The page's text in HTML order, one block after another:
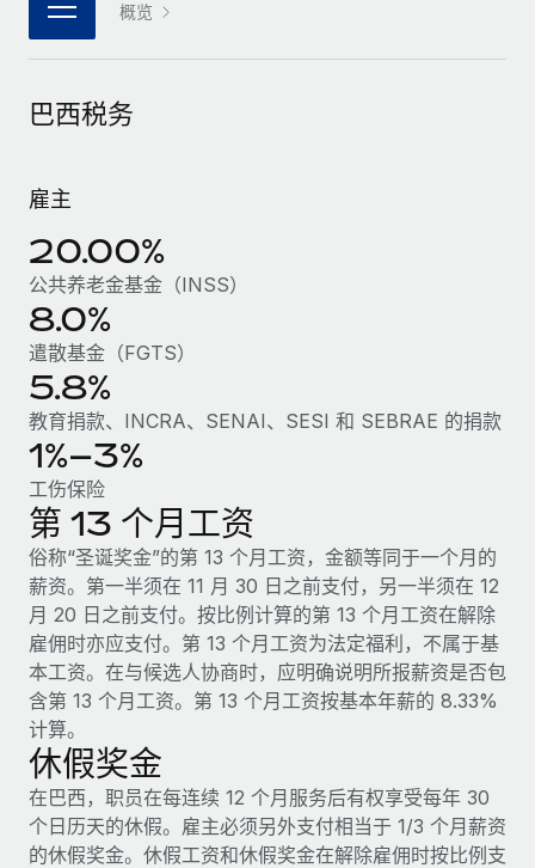
连接 新的
使用我们的 MCP 将任何人工智能工具与 Remote 平台相连
借助核心业务工具简化流程
服务
咨询专家
获得全球人力资源与合规方面的专家帮助
背景调查
简化候选人筛选流程
合规守望台
防范合规风险
设备管理
在全球范围内配置和跟踪 IT 设备
实体设立
快速建立合规实体
人员调配与搬迁
轻松搬迁员工
福利
轻松管理员工福利
与我们携手合作
战略技术合作伙伴
集成与人工智能自动化咨询
案例研究
Cultivating a Thriving Remote-First Culture in
Partnership with Remote
At a glance Discover the evolution of TheyDo, a pioneering
journey management platform that has...
了解更多
Reverse Tech's strategic partnership with
Remote for contractor management and
payroll
Reverse Tech at a glance Health and wellness startup,
Reverse Tech, partnered with Remote to manage...
了解更多
职位描述库
网络研讨会
活动
薪金与人才洞察
洞察中心
获得支持
查看全部资源
博客
Why owned entities are key to maintaining
EOR compliance
As the global workforce continues to expand in response
to the demands of today’s labor market, the...
了解更多
What a Workday global payroll implementation
actually looks like
Most teams hear "payroll implementation" and picture a
six-month project with a dedicated team....
了解更多
日本語
한국어
概览
巴西税务
雇主
20.00%
公共养老金基金（INSS）
8.0%
遣散基金（FGTS）
5.8%
教育捐款、INCRA、SENAI、SESI 和 SEBRAE 的捐款
1%–3%
工伤保险
第 13 个月工资
俗称“圣诞奖金”的第 13 个月工资，金额等同于一个月的
薪资。第一半须在 11 月 30 日之前支付，另一半须在 12
月 20 日之前支付。按比例计算的第 13 个月工资在解除
雇佣时亦应支付。第 13 个月工资为法定福利，不属于基
本工资。在与候选人协商时，应明确说明所报薪资是否包
含第 13 个月工资。第 13 个月工资按基本年薪的 8.33%
计算。
休假奖金
在巴西，职员在每连续 12 个月服务后有权享受每年 30
个日历天的休假。雇主必须另外支付相当于 1/3 个月薪资
的休假奖金。休假工资和休假奖金在解除雇佣时按比例支